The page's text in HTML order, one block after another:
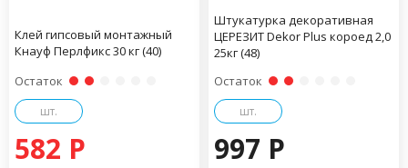
Клей гипсовый монтажный
Кнауф Перлфикс 30 кг (40)
Остаток
шт.
582 P
Штукатурка декоративная
ЦЕРЕЗИТ Dekor Plus короед 2,0
25кг (48)
Остаток
шт.
997 P